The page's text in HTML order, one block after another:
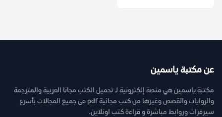
عن مكتبة ياسمين
مكتبة ياسمين هي منصة إلكترونية لـ تحميل الكتب مجانا العربية والمترجمة
والروايات والقصص وغيرها من كتب مجانية pdf فى جميع المجالات بأسرع
سيرفرات وروابط مباشرة و قراءة كتب اونلاين.